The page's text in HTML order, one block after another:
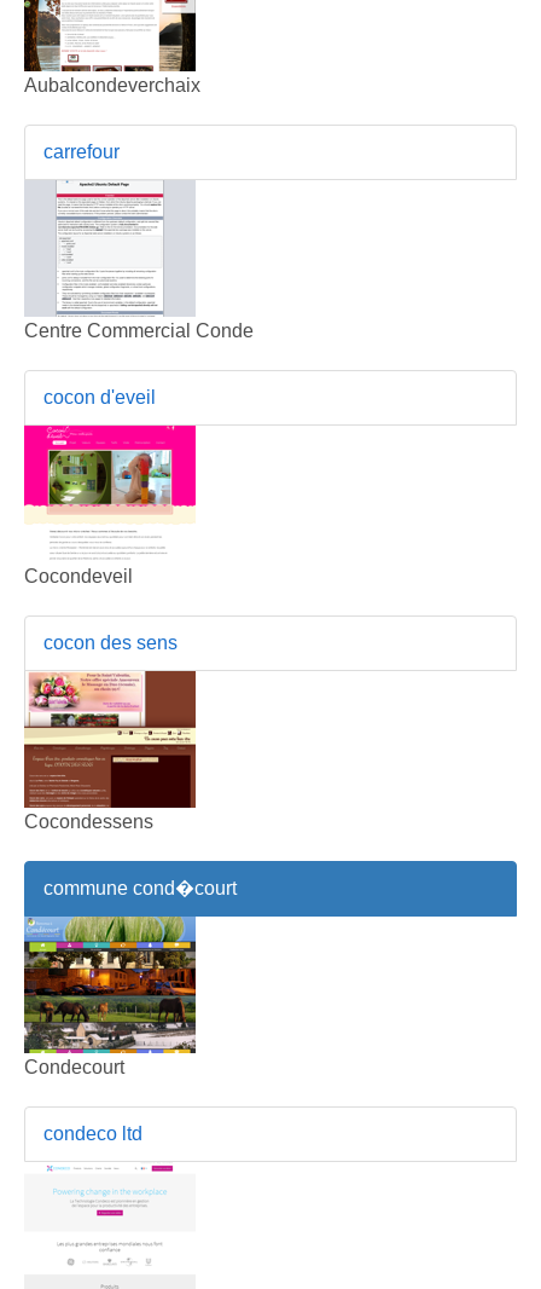
Aubalcondeverchaix
carrefour
Centre Commercial Conde
cocon d'eveil
Cocondeveil
cocon des sens
Cocondessens
commune cond�court
Condecourt
condeco ltd